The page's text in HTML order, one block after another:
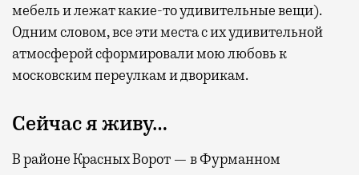
мебель и лежат какие-то удивительные вещи).
Одним словом, все эти места с их удивительной
атмосферой сформировали мою любовь к
московским переулкам и дворикам.
Сейчас я живу…
В районе Красных Ворот — в Фурманном